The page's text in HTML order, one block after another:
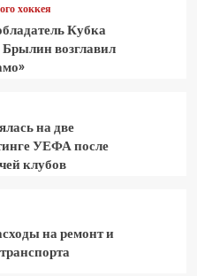
хоккея
Кубка
возглавил
на две
УЕФА после
клубов
на ремонт и